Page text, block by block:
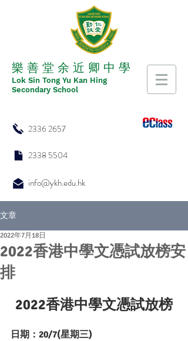
​​樂 善 堂 余 近 卿 中 學
​​Lok Sin Tong Yu Kan Hing
Secondary School
2336 2657
2338 5504
info@ykh.edu.hk
文章
2022香港中學文憑試放榜安
排
2022年7月18日
2022香港中學文憑試放榜
日期：20/7(星期三)